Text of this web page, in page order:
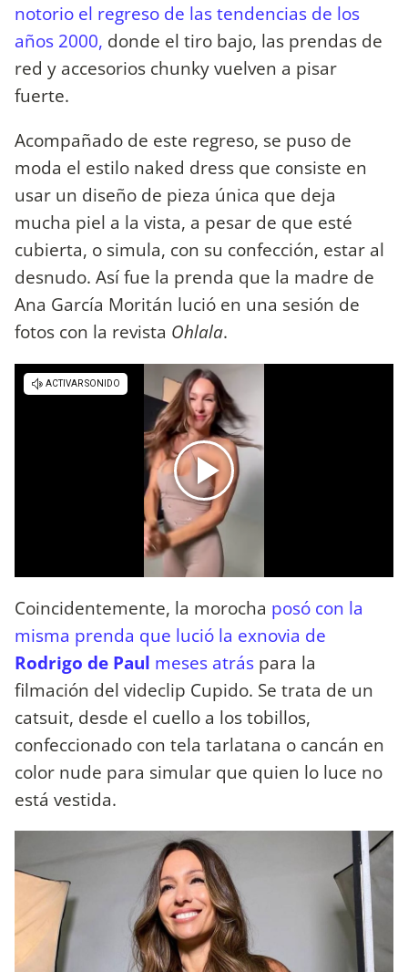
notorio el regreso de las tendencias de los
años 2000, donde el tiro bajo, las prendas de
red y accesorios chunky vuelven a pisar
fuerte.
Acompañado de este regreso, se puso de
moda el estilo naked dress que consiste en
usar un diseño de pieza única que deja
mucha piel a la vista, a pesar de que esté
cubierta, o simula, con su confección, estar al
desnudo. Así fue la prenda que la madre de
Ana García Moritán lució en una sesión de
fotos con la revista Ohlala.
Coincidentemente, la morocha posó con la
misma prenda que lució la exnovia de
Rodrigo de Paul meses atrás para la
filmación del videclip Cupido. Se trata de un
catsuit, desde el cuello a los tobillos,
confeccionado con tela tarlatana o cancán en
color nude para simular que quien lo luce no
está vestida.